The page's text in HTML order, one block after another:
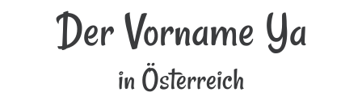
Der Vorname Ya
in Österreich